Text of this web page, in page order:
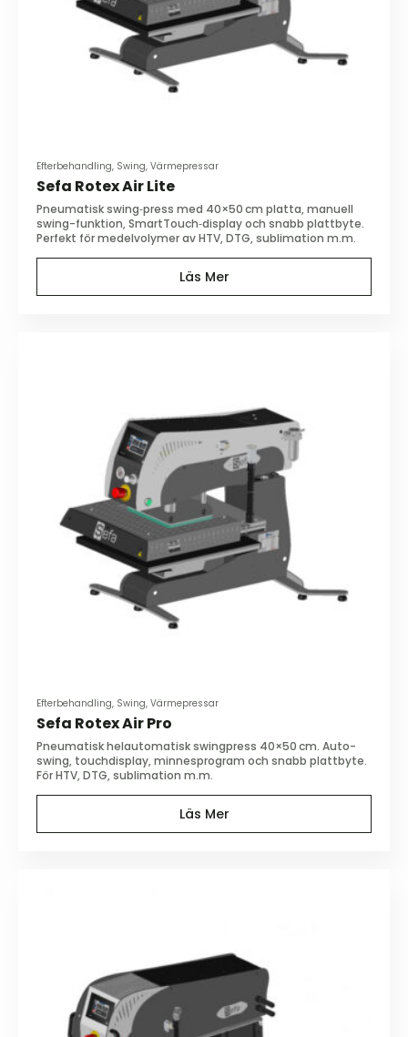
Efterbehandling, Swing, Värmepressar
Sefa Rotex Air Lite
Pneumatisk swing‑press med 40×50 cm platta, manuell
swing-funktion, SmartTouch‑display och snabb plattbyte.
Perfekt för medelvolymer av HTV, DTG, sublimation m.m.
Läs Mer
Efterbehandling, Swing, Värmepressar
Sefa Rotex Air Pro
Pneumatisk helautomatisk swingpress 40×50 cm. Auto-
swing, touchdisplay, minnesprogram och snabb plattbyte.
För HTV, DTG, sublimation m.m.
Läs Mer